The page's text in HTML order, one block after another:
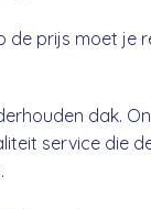
de prijs moet je
dak.
service die